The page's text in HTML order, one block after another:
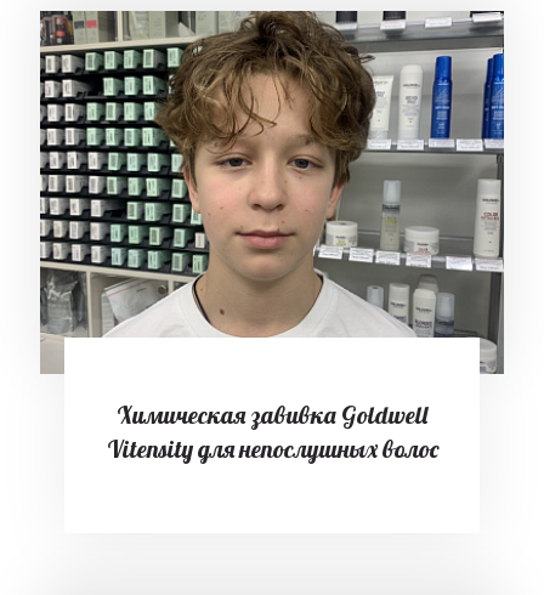
Химическая завивка Goldwell
Vitensity для непослушных волос